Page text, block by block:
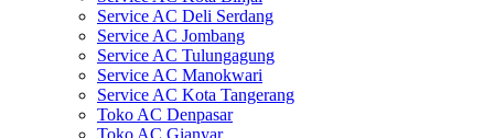
Service AC Deli Serdang
Service AC Jombang
Service AC Tulungagung
Service AC Manokwari
Service AC Kota Tangerang
Toko AC Denpasar
Toko AC Gianyar